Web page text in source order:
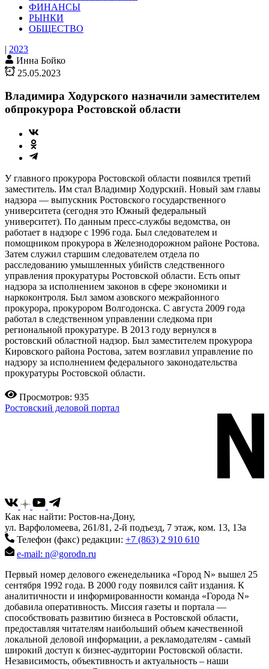
ФИНАНСЫ
РЫНКИ
ОБЩЕСТВО
| 2023
Инна Бойко
25.05.2023
Владимира Ходурского назначили заместителем
обпрокурора Ростовской области
У главного прокурора Ростовской области появился третий
заместитель. Им стал Владимир Ходурский. Новый зам главы
надзора — выпускник Ростовского государственного
университета (сегодня это Южный федеральный
университет). По данным пресс-службы ведомства, он
работает в надзоре с 1996 года. Был следователем и
помощником прокурора в Железнодорожном районе Ростова.
Затем служил старшим следователем отдела по
расследованию умышленных убийств следственного
управления прокуратуры Ростовской области. Есть опыт
надзора за исполнением законов в сфере экономики и
наркоконтроля. Был замом азовского межрайонного
прокурора, прокурором Волгодонска. С августа 2009 года
работал в следственном управлении следкома при
региональной прокуратуре. В 2013 году вернулся в
ростовский областной надзор. Был заместителем прокурора
Кировского района Ростова, затем возглавил управление по
надзору за исполнением федерального законодательства
прокуратуры Ростовской области.
Просмотров: 935
Ростовский деловой портал
Как нас найти: Ростов-на-Дону,
ул. Варфоломеева, 261/81, 2-й подъезд, 7 этаж, ком. 13, 13а
Телефон (факс) редакции: +7 (863) 2 910 610
e-mail: n@gorodn.ru
Первый номер делового еженедельника «Город N» вышел 25
сентября 1992 года. В 2000 году появился сайт издания. К
аналитичности и информированности команда «Города N»
добавила оперативность. Миссия газеты и портала —
способствовать развитию бизнеса в Ростовской области,
предоставляя читателям наибольший объем качественной
локальной деловой информации, а рекламодателям - самый
широкий доступ к бизнес-аудитории Ростовской области.
Независимость, объективность и актуальность – наши